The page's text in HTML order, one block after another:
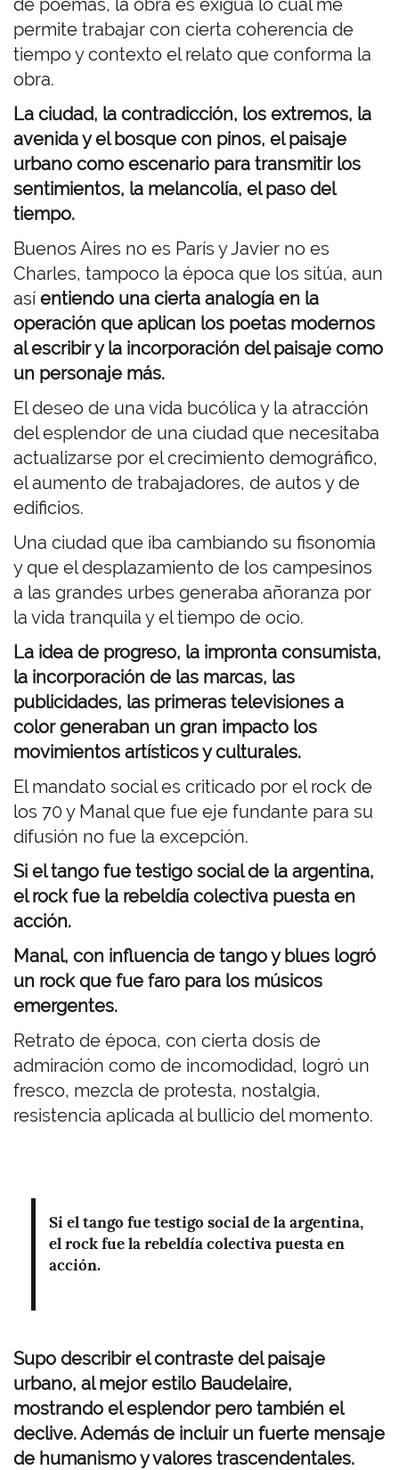
permite trabajar con cierta coherencia de
tiempo y contexto el relato que conforma la
obra.
La ciudad, la contradicción, los extremos, la
avenida y el bosque con pinos, el paisaje
urbano como escenario para transmitir los
sentimientos, la melancolía, el paso del
tiempo.
Buenos Aires no es París y Javier no es
Charles, tampoco la época que los sitúa, aun
así entiendo una cierta analogía en la
operación que aplican los poetas modernos
al escribir y la incorporación del paisaje como
un personaje más.
El deseo de una vida bucólica y la atracción
del esplendor de una ciudad que necesitaba
actualizarse por el crecimiento demográfico,
el aumento de trabajadores, de autos y de
edificios.
Una ciudad que iba cambiando su fisonomía
y que el desplazamiento de los campesinos
a las grandes urbes generaba añoranza por
la vida tranquila y el tiempo de ocio.
La idea de progreso, la impronta consumista,
la incorporación de las marcas, las
publicidades, las primeras televisiones a
color generaban un gran impacto los
movimientos artísticos y culturales.
El mandato social es criticado por el rock de
los 70 y Manal que fue eje fundante para su
difusión no fue la excepción.
Si el tango fue testigo social de la argentina,
el rock fue la rebeldía colectiva puesta en
acción.
Manal, con influencia de tango y blues logró
un rock que fue faro para los músicos
emergentes.
Retrato de época, con cierta dosis de
admiración como de incomodidad, logró un
fresco, mezcla de protesta, nostalgia,
resistencia aplicada al bullicio del momento.
Si el tango fue testigo social de la argentina,
el rock fue la rebeldía colectiva puesta en
acción.
Supo describir el contraste del paisaje
urbano, al mejor estilo Baudelaire,
mostrando el esplendor pero también el
declive. Además de incluir un fuerte mensaje
de humanismo y valores trascendentales.